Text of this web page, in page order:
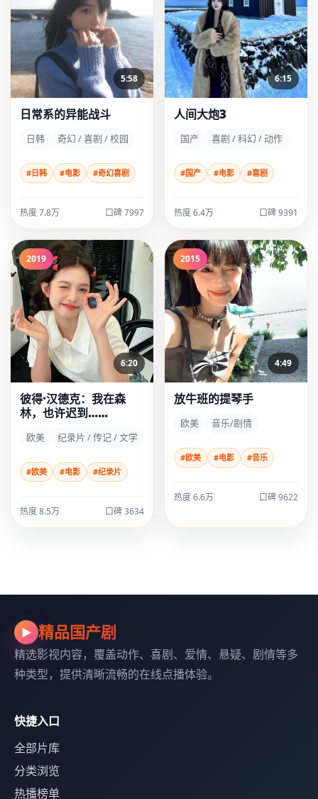
5:58
日常系的异能战斗
日韩 奇幻 / 喜剧 / 校园
#日韩 #电影 #奇幻喜剧
热度 7.8万 口碑 7997
6:15
人间大炮3
国产 喜剧 / 科幻 / 动作
#国产 #电影 #喜剧
热度 6.4万 口碑 9391
2019
6:20
彼得·汉德克：我在森
林，也许迟到……
欧美 纪录片 / 传记 / 文学
#欧美 #电影 #纪录片
热度 8.5万 口碑 3634
2015
4:49
放牛班的提琴手
欧美 音乐/剧情
#欧美 #电影 #音乐
热度 6.6万 口碑 9622
▶ 精品国产剧
精选影视内容，覆盖动作、喜剧、爱情、悬疑、剧情等多
种类型，提供清晰流畅的在线点播体验。
快捷入口
全部片库
分类浏览
热播榜单